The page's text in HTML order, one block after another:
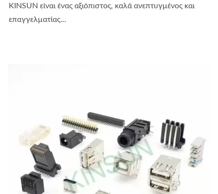
KINSUN είναι ένας αξιόπιστος, καλά ανεπτυγμένος και
επαγγελματίας...